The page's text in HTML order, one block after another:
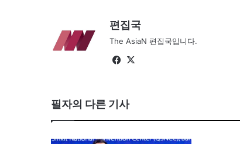
편집국
The AsiaN 편집국입니다.
Fa
ok
필자의 다른 기사